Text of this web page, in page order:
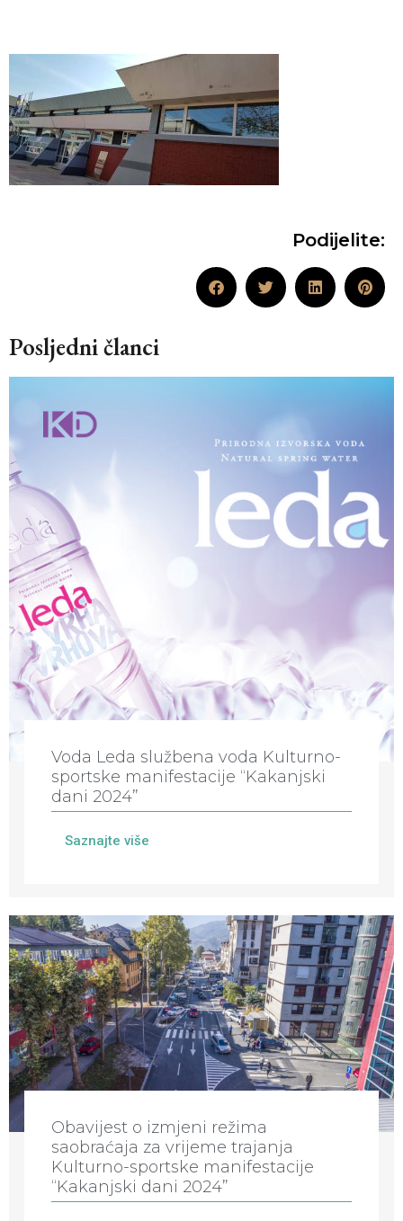
Podijelite:
Posljedni članci
Voda Leda službena voda Kulturno-
sportske manifestacije “Kakanjski
dani 2024”
Saznajte više
Obavijest o izmjeni režima
saobraćaja za vrijeme trajanja
Kulturno-sportske manifestacije
“Kakanjski dani 2024”